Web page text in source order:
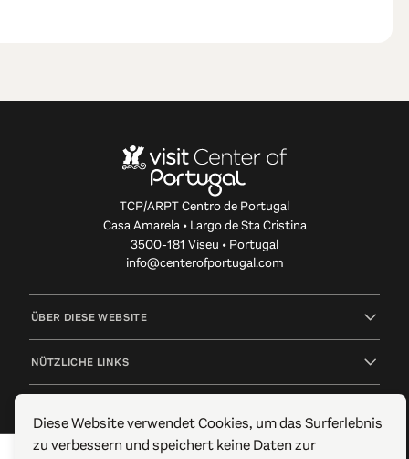
TCP/ARPT Centro de Portugal
Casa Amarela • Largo de Sta Cristina
3500-181 Viseu • Portugal
info@centerofportugal.com
ÜBER DIESE WEBSITE
NÜTZLICHE LINKS
Diese Website verwendet Cookies, um das Surferlebnis
zu verbessern und speichert keine Daten zur